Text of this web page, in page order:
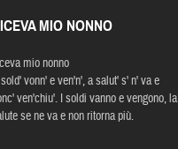
MIO NONNO
mio nonno
vonn' e ven'n', a salut' s' n' va e
ven'chiu'. I soldi vanno e vengono, la
se ne va e non ritorna più.